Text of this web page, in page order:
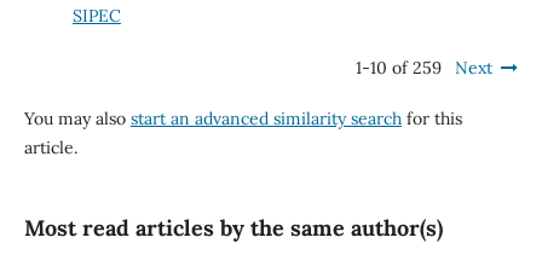
SIPEC
1-10 of 259 Next
You may also start an advanced similarity searchfor this
article.
Most read articles by the same author(s)